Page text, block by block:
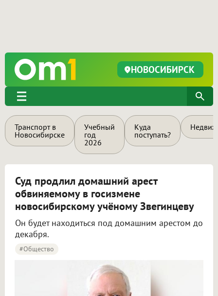
НОВОСИБИРСК
Транспорт в
Новосибирске
Учебный
год
2026
Куда
поступать?
Суд продлил домашний арест
обвиняемому в госизмене
новосибирскому учёному Звегинцеву
Он будет находиться под домашним арестом до
декабря.
#Общество